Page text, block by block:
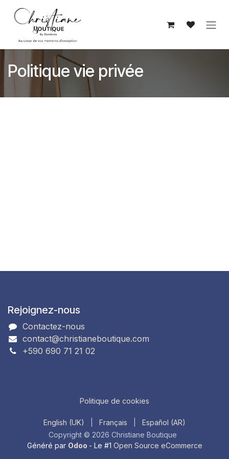
Se rendre au contenu
Politique vie privée
Rejoignez-nous
Contactez-nous
contact@christianeboutique.com
+590 690 71 21 02
Politique de cookies
Copyright © 2026 Christiane Boutique
English (UK) Français Español (AR)
Généré par Odoo - Le #1 Open Source eCommerce